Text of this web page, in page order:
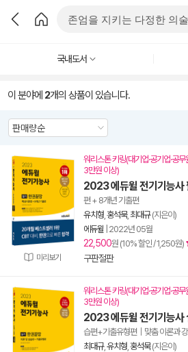
국내도서
이 분야에 2개의 상품이 있습니다.
미리보기
워리스톤 키링(대기업·공기업·공
3만원 이상)
2023 에듀윌 전기기능사
편 + 8개년 기출편
유치형 홍석묵, 최대규(지은이)
에듀윌 2022년 05월
22,500원 (10% 할인 / 1,250원)
구판절판
워리스톤 키링(대기업·공기업·공
3만원 이상)
2023 에듀윌 전기기능사
습편+기출유형편｜맞춤 이론과
최대규, 유치형 홍석묵(지은이)